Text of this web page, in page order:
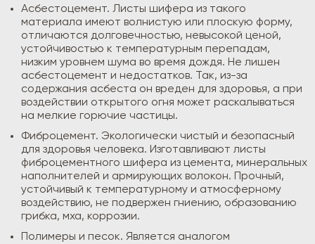
Асбестоцемент. Листы шифера из такого
материала имеют волнистую или плоскую форму,
отличаются долговечностью, невысокой ценой,
устойчивостью к температурным перепадам,
низким уровнем шума во время дождя. Не лишен
асбестоцемент и недостатков. Так, из-за
содержания асбеста он вреден для здоровья, а при
воздействии открытого огня может раскалываться
на мелкие горючие частицы.
Фиброцемент. Экологически чистый и безопасный
для здоровья человека. Изготавливают листы
фиброцементного шифера из цемента, минеральных
наполнителей и армирующих волокон. Прочный,
устойчивый к температурному и атмосферному
воздействию, не подвержен гниению, образованию
грибка, мха, коррозии.
Полимеры и песок. Является аналогом